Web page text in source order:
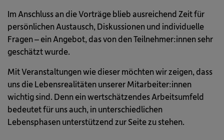
Im Anschluss an die Vorträge blieb ausreichend Zeit für
persönlichen Austausch, Diskussionen und individuelle
Fragen – ein Angebot, das von den Teilnehmer:innen sehr
geschätzt wurde.
Mit Veranstaltungen wie dieser möchten wir zeigen, dass
uns die Lebensrealitäten unserer Mitarbeiter:innen
wichtig sind. Denn ein wertschätzendes Arbeitsumfeld
bedeutet für uns auch, in unterschiedlichen
Lebensphasen unterstützend zur Seite zu stehen.